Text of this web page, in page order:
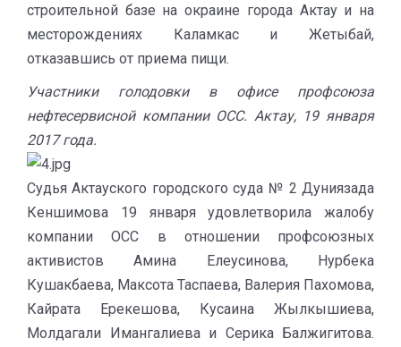
строительной базе на окраине города Актау и на
месторождениях Каламкас и Жетыбай,
отказавшись от приема пищи.
Участники голодовки в офисе профсоюза
нефтесервисной компании ОСС. Актау, 19 января
2017 года.
Судья Актауского городского суда № 2 Дуниязада
Кеншимова 19 января удовлетворила жалобу
компании ОСС в отношении профсоюзных
активистов Амина Елеусинова, Нурбека
Кушакбаева, Максота Таспаева, Валерия Пахомова,
Кайрата Ерекешова, Кусаина Жылкышиева,
Молдагали Имангалиева и Серика Балжигитова.